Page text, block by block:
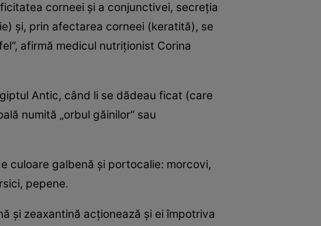
corneei şi a conjunctivei, secreţia
şi, prin afectarea corneei (keratită), se
afirmă medicul nutriţionist Corina
Antic, când li se dădeau ficat (care
numită „orbul găinilor“ sau
culoare galbenă şi portocalie: morcovi,
pepene.
şi zeaxantină acţionează şi ei împotriva